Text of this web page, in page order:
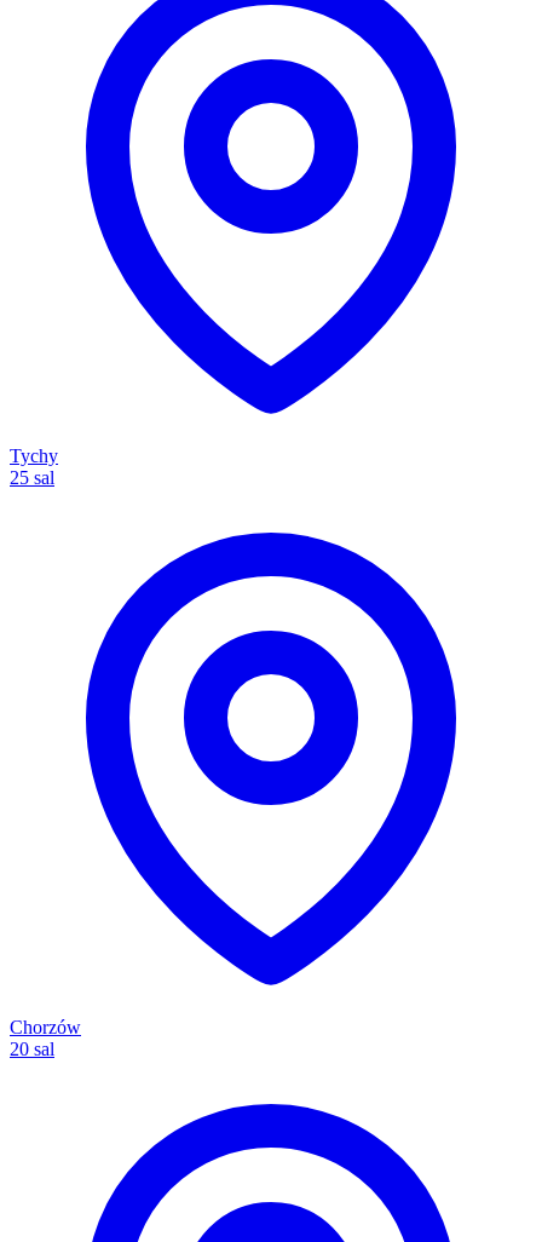
Tychy
25 sal
Chorzów
20 sal